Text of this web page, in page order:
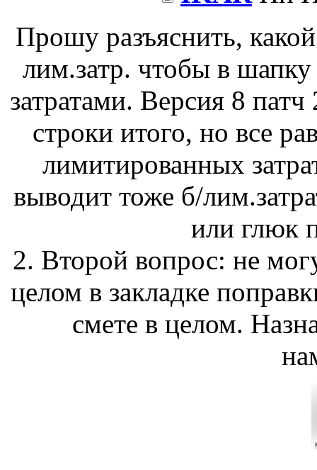
Прошу разъяснить,
лим.затр. чтобы в
затратами. Версия 8
строки итого, но все
лимитированных
выводит тоже б/
или глюк
2. Второй вопрос: не
целом в закладке
смете в целом.